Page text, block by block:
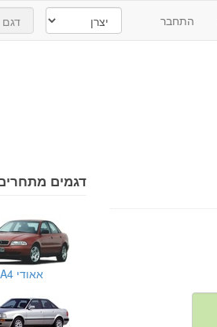
התחבר
דגמים
אאודי A4